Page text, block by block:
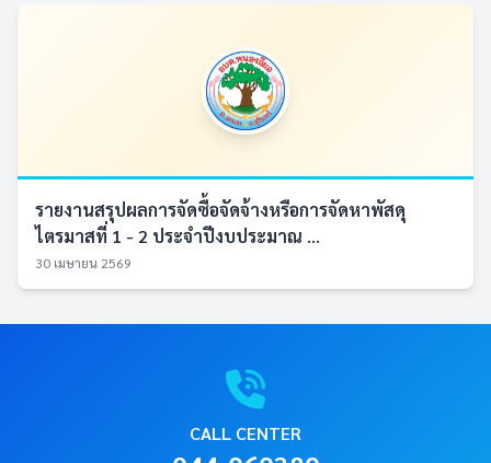
รายงานสรุปผลการจัดซื้อจัดจ้างหรือการจัดหาพัสดุ
ไตรมาสที่ 1 - 2 ประจำปีงบประมาณ ...
30 เมษายน 2569
CALL CENTER